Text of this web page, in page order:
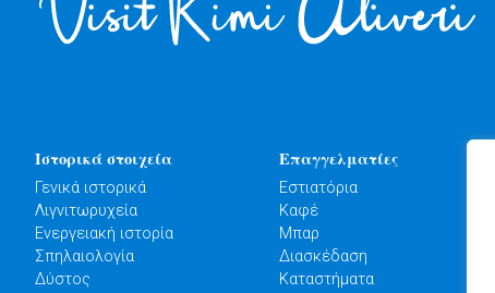
Ιστορικά στοιχεία
Γενικά ιστορικά
Λιγνιτωρυχεία
Ενεργειακή ιστορία
Σπηλαιολογία
Δύστος
Επαγγελματίες
Εστιατόρια
Καφέ
Μπαρ
Διασκέδαση
Καταστήματα